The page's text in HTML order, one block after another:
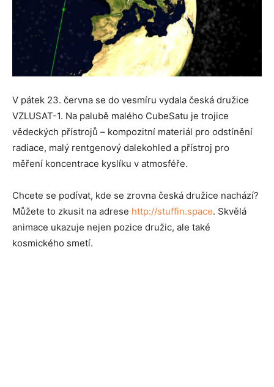
V pátek 23. června se do vesmíru vydala česká družice
VZLUSAT-1. Na palubě malého CubeSatu je trojice
vědeckých přístrojů – kompozitní materiál pro odstínění
radiace, malý rentgenový dalekohled a přístroj pro
měření koncentrace kyslíku v atmosféře.
Chcete se podívat, kde se zrovna česká družice nachází?
Můžete to zkusit na adrese http://stuffin.space. Skvělá
animace ukazuje nejen pozice družic, ale také
kosmického smetí.